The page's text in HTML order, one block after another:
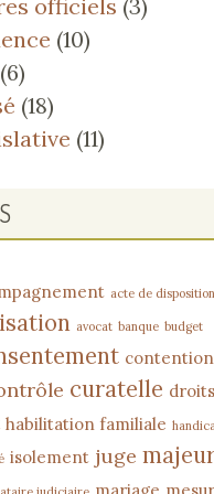
officiels (3)
(10)
(6)
(18)
(11)
acte de disposition
avocat banque budget
contention
curatelle droits
habilitation familiale
isolement juge